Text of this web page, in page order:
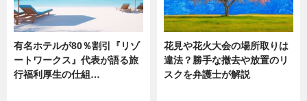
有名ホテルが80％割引『リゾ
ートワークス』代表が語る旅
行福利厚生の仕組…
花見や花火大会の場所取りは
違法？勝手な撤去や放置のリ
スクを弁護士が解説